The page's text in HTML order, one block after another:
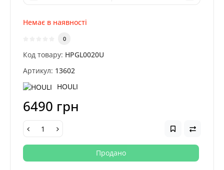
Немає в наявності
0
Код товару: HPGL0020U
Артикул: 13602
HOULI
6490 грн
Продано